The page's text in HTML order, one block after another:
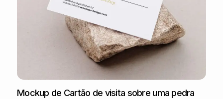
Mockup de Cartão de visita sobre uma pedra